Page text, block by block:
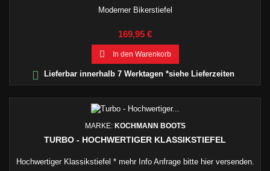
Moderner Bikerstiefel
Preis
169,95 €
 In den Warenkorb
 Lieferbar innerhalb 7 Werktagen *siehe Lieferzeiten
MARKE: KOCHMANN BOOTS
TURBO - HOCHWERTIGER KLASSIKSTIEFEL
Hochwertiger Klassikstiefel * mehr Info Anfrage bitte hier versenden.